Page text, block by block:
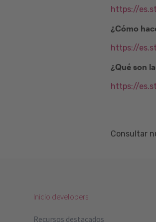
https://
¿Cómo
https://
¿Qué son
https://
Consultar
Inicio developers
Recursos destacados